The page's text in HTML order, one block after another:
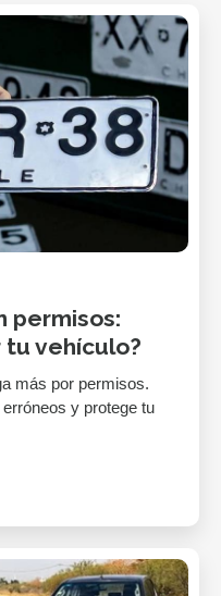
permisos:
tu vehículo?
más por permisos.
y protege tu